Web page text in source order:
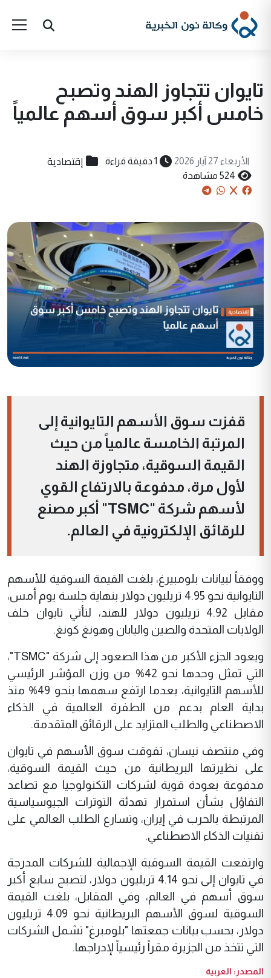
تايوان تتجاوز الهند وتصبح
خامس أكبر سوق أسهم عالمياً
الأربعاء 27 آيار 2026 1 دقيقة قراءة إقتصادية
524 مشاهدة
قفزت سوق الأسهم التايوانية إلى
المرتبة الخامسة عالمياً من حيث
القيمة السوقية، متجاوزة الهند
لأول مرة، مدفوعة بالارتفاع القوي
لأسهم شركة "TSMC" أكبر مصنع
للرقائق الإلكترونية في العالم.
ووفقاً لبيانات بلومبيرغ، بلغت القيمة السوقية للأسهم
التايوانية نحو 4.95 تريليون دولار بنهاية جلسة يوم أمس،
مقابل 4.92 تريليون دولار للهند، لتأتي تايوان خلف
الولايات المتحدة والصين واليابان وهونغ كونغ.
ويعود الجزء الأكبر من هذا الصعود إلى شركة "TSMC"،
التي تمثل وحدها نحو 42% من وزن المؤشر الرئيسي
للأسهم التايوانية، بعدما ارتفع سهمها بنحو 49% منذ
بداية العام بدعم من الطفرة العالمية في الذكاء
الاصطناعي والطلب المتزايد على الرقائق المتقدمة.
وفي منتصف نيسان، تفوقت سوق الأسهم في تايوان
على نظيرتها البريطانية من حيث القيمة السوقية،
مدفوعة بعودة قوية لشركات التكنولوجيا مع تصاعد
التفاؤل بشأن استمرار تهدئة التوترات الجيوسياسية
المرتبطة بالحرب في إيران، وتسارع الطلب العالمي على
تقنيات الذكاء الاصطناعي.
وارتفعت القيمة السوقية الإجمالية للشركات المدرجة
في تايوان إلى نحو 4.14 تريليون دولار، لتصبح سابع أكبر
سوق أسهم في العالم، وفي المقابل، بلغت القيمة
السوقية لسوق الأسهم البريطانية نحو 4.09 تريليون
دولار، بحسب بيانات جمعتها "بلومبرغ" تشمل الشركات
التي تتخذ من الجزيرة مقراً رئيسياً لإدراجها.
المصدر: العربية